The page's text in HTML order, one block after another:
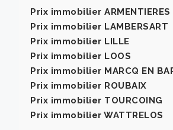
Prix immobilier ARMENTIERES
Prix immobilier LAMBERSART
Prix immobilier LILLE
Prix immobilier LOOS
Prix immobilier MARCQ EN
Prix immobilier ROUBAIX
Prix immobilier TOURCOING
Prix immobilier WATTRELOS